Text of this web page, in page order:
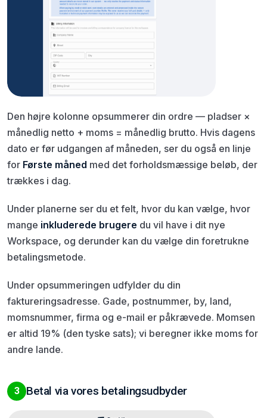
Den højre kolonne opsummerer din ordre — pladser ×
månedlig netto + moms = månedlig brutto. Hvis dagens
dato er før udgangen af måneden, ser du også en linje
for Første måned med det forholdsmæssige beløb, der
trækkes i dag.
Under planerne ser du et felt, hvor du kan vælge, hvor
mange inkluderede brugere du vil have i dit nye
Workspace, og derunder kan du vælge din foretrukne
betalingsmetode.
Under opsummeringen udfylder du din
faktureringsadresse. Gade, postnummer, by, land,
momsnummer, firma og e-mail er påkrævede. Momsen
er altid 19% (den tyske sats); vi beregner ikke moms for
andre lande.
3 Betal via vores betalingsudbyder